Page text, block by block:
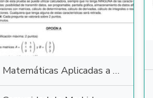
Matemáticas Aplicadas a las Ciencias Sociales